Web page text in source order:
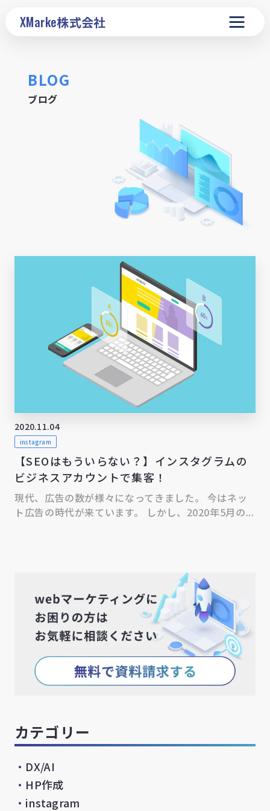
XMarke株式会社
BLOG
ブログ
2020.11.04
instagram
【SEOはもういらない？】インスタグラムの
ビジネスアカウントで集客！
現代、広告の数が様々になってきました。 今はネッ
ト広告の時代が来ています。 しかし、2020年5月の...
カテゴリー
・ DX/AI
・ HP作成
・ instagram